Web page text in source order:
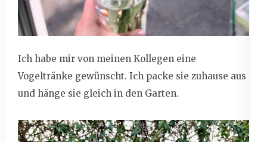
Ich habe mir von meinen Kollegen eine
Vogeltränke gewünscht. Ich packe sie zuhause aus
und hänge sie gleich in den Garten.